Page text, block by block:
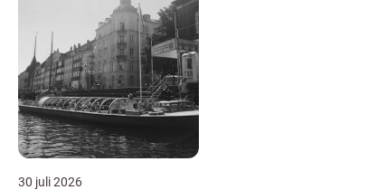
30 juli 2026